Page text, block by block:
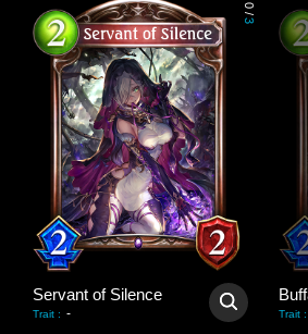
0
/
3
Servant of Silence
Trait : - Trait :